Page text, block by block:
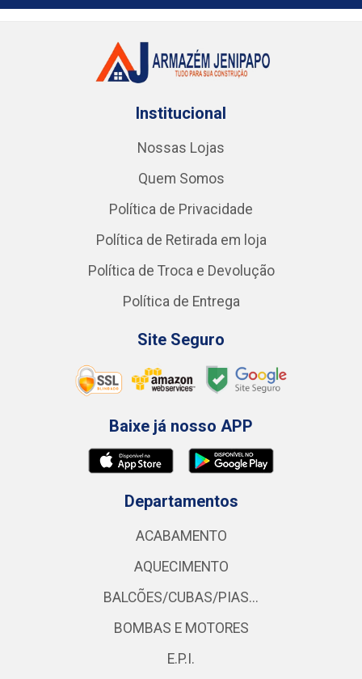
Institucional
Nossas Lojas
Quem Somos
Política de Privacidade
Política de Retirada em loja
Política de Troca e Devolução
Política de Entrega
Site Seguro
Baixe já nosso APP
Departamentos
ACABAMENTO
AQUECIMENTO
BALCÕES/CUBAS/PIAS...
BOMBAS E MOTORES
E.P.I.